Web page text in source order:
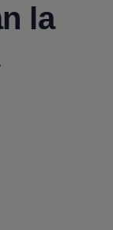
la